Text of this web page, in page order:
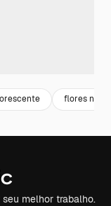
flores
melhor trabalho.